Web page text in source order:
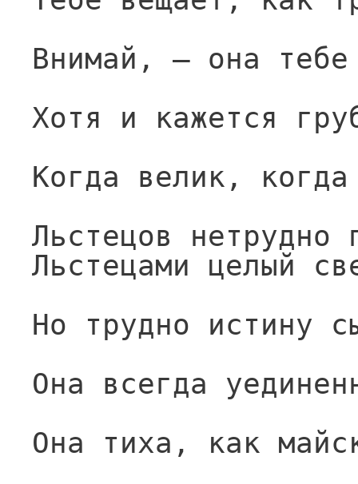
Внимай, — она
Хотя и кажется
Когда велик,
Льстецов нетрудно
Льстецами целый
Но трудно истину
Она всегда
Она тиха, как